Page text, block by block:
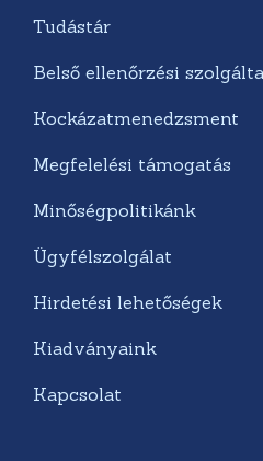
Tudástár
Belső ellenőrzési
Kockázatmenedzsment
Megfelelési támogatás
Minőségpolitikánk
Ügyfélszolgálat
Hirdetési lehetőségek
Kiadványaink
Kapcsolat